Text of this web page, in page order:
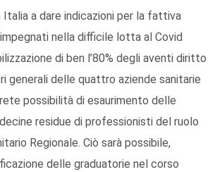
Italia a dare indicazioni per la fattiva
nella difficile lotta al Covid
di ben l’80% degli aventi diritto
generali delle quattro aziende sanitarie
possibilità di esaurimento delle
residue di professionisti del ruolo
Regionale. Ciò sarà possibile,
delle graduatorie nel corso